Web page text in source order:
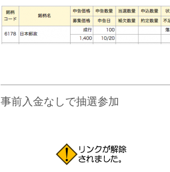
事前入金なしで抽選参加